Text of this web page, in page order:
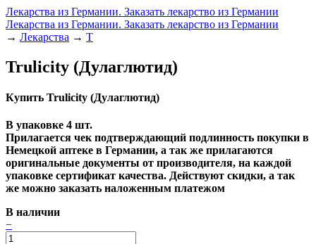
Лекарства из Германии. Заказать лекарство из Германии
Лекарства из Германии. Заказать лекарство из Германии
→ Лекарства → Т
Trulicity (Дулаглютид)
Купить Trulicity (Дулаглютид)
В упаковке 4 шт.
Прилагается чек подтверждающий подлинность покупки в
Немецкой аптеке в Германии, а так же прилагаются
оригинальные документы от производителя, на каждой
упаковке сертификат качества. Действуют скидки, а так
же можно заказать наложенным платежом
В наличии
−